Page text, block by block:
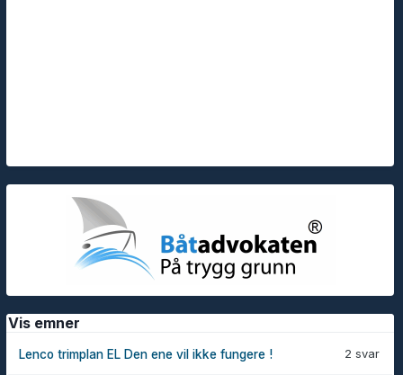
Vis emner
2 svar
Lenco trimplan EL Den ene vil ikke fungere !